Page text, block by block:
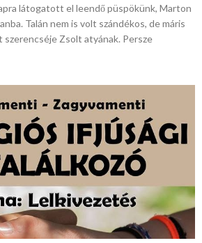
látogatott el leendő püspökünk, Marton
Talán nem is volt szándékos, de máris
Zsolt atyának. Persze